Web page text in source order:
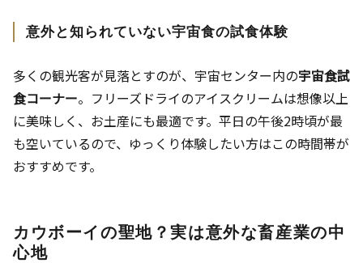
意外と知られていない宇宙食の試食体験
多くの観光客が見落とすのが、宇宙センター内の宇宙食試
食コーナー。フリーズドライのアイスクリームは想像以上
に美味しく、お土産にも最適です。平日の午後2時頃が最
も空いているので、ゆっくり体験したい方はこの時間帯が
おすすめです。
カウボーイの聖地？実は意外な畜産業の中
心地